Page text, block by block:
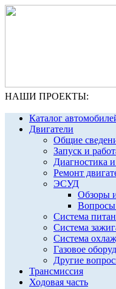
НАШИ ПРОЕКТЫ:
Каталог
Двигатели
Общие
Запуск и
Диагностика
Ремонт
ЭСУД
Обзоры
Система
Система
Система
Газовое
Другие
Трансмиссия
Ходовая часть